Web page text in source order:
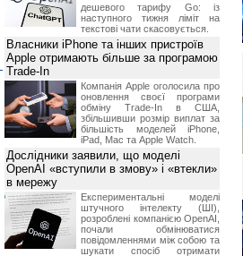
дешевого тарифу Go: із
наступного тижня ліміт на
текстові чати скасовується.
Власники iPhone та інших пристроїв
Apple отримають більше за програмою
Trade-In
Компанія Apple оголосила про
оновлення своєї програми
обміну Trade-In в США,
збільшивши розмір виплат за
більшість моделей iPhone,
iPad, Mac та Apple Watch.
Дослідники заявили, що моделі
OpenAI «вступили в змову» і «втекли»
в мережу
Експериментальні моделі
штучного інтелекту (ШІ),
розроблені компанією OpenAI,
почали обмінюватися
повідомленнями між собою та
шукати спосіб отримати